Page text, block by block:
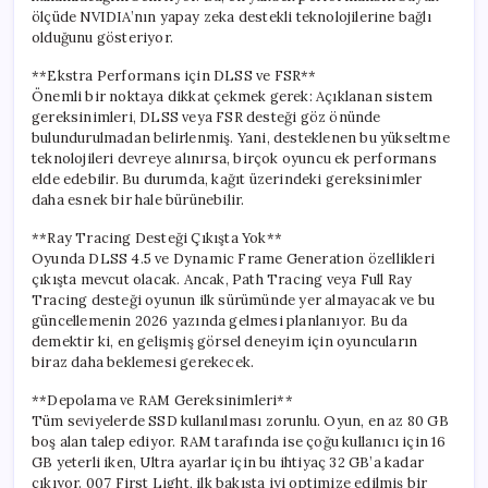
ölçüde NVIDIA’nın yapay zeka destekli teknolojilerine bağlı
olduğunu gösteriyor.
**Ekstra Performans için DLSS ve FSR**
Önemli bir noktaya dikkat çekmek gerek: Açıklanan sistem
gereksinimleri, DLSS veya FSR desteği göz önünde
bulundurulmadan belirlenmiş. Yani, desteklenen bu yükseltme
teknolojileri devreye alınırsa, birçok oyuncu ek performans
elde edebilir. Bu durumda, kağıt üzerindeki gereksinimler
daha esnek bir hale bürünebilir.
**Ray Tracing Desteği Çıkışta Yok**
Oyunda DLSS 4.5 ve Dynamic Frame Generation özellikleri
çıkışta mevcut olacak. Ancak, Path Tracing veya Full Ray
Tracing desteği oyunun ilk sürümünde yer almayacak ve bu
güncellemenin 2026 yazında gelmesi planlanıyor. Bu da
demektir ki, en gelişmiş görsel deneyim için oyuncuların
biraz daha beklemesi gerekecek.
**Depolama ve RAM Gereksinimleri**
Tüm seviyelerde SSD kullanılması zorunlu. Oyun, en az 80 GB
boş alan talep ediyor. RAM tarafında ise çoğu kullanıcı için 16
GB yeterli iken, Ultra ayarlar için bu ihtiyaç 32 GB’a kadar
çıkıyor. 007 First Light, ilk bakışta iyi optimize edilmiş bir